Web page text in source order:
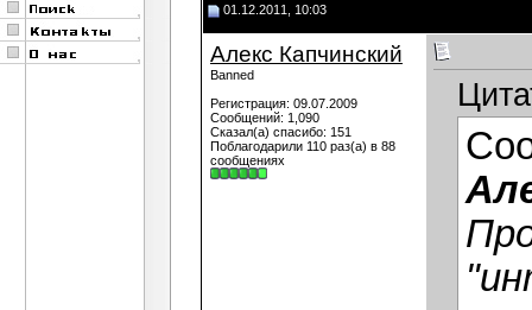
01.12.2011, 10:03
Алекс Капчинский
Banned
Регистрация: 09.07.2009
Сообщений: 1,090
Сказал(а) спасибо: 151
Поблагодарили 110 раз(а) в 88
сообщениях